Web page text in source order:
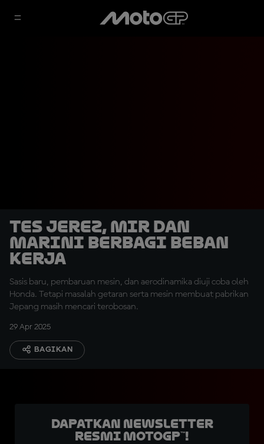
Tes Jerez, Mir dan
Marini Berbagi Beban
Kerja
Sasis baru, pembaruan mesin, dan aerodinamika diuji coba oleh
Honda. Tetapi masalah getaran serta mesin membuat pabrikan
Jepang masih mencari terobosan.
29 Apr 2025
BAGIKAN
Dapatkan Newsletter
Resmi MotoGP™!